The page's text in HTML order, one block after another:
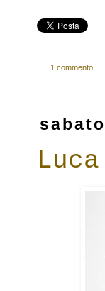
1 commento: